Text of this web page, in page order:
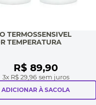
TERMOSSENSIVEL
TEMPERATURA
R$ 89,90
3x R$ 29,96 sem juros
ADICIONAR À SACOLA